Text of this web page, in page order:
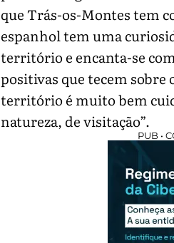
que Trás-os-Montes tem
espanhol tem uma
território e encanta-se
positivas que tecem sobre
território é muito bem
natureza, de visitação”.
PUB •